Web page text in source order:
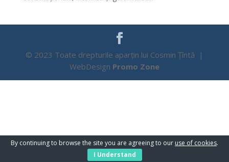
© 2023 Toate drepturile aparțin lui Cosmin Țîntă |
WebDesign Promo Zone
By continuing to browse the site you are agreeing to our use of cookies.
I Understand